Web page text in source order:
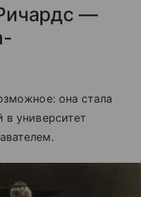
—
она стала
университет